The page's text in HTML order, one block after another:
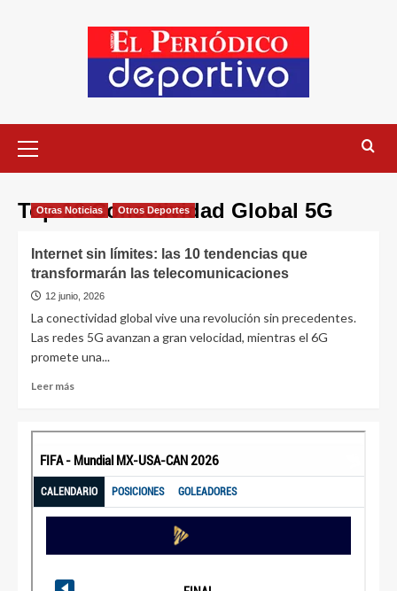
Top 10 Conectividad Global 5G
Otras Noticias Otros Deportes
Internet sin límites: las 10 tendencias que
transformarán las telecomunicaciones
12 junio, 2026
La conectividad global vive una revolución sin precedentes.
Las redes 5G avanzan a gran velocidad, mientras el 6G
promete una...
Leer más